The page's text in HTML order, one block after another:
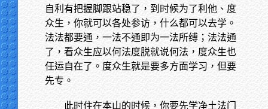
自利有把握脚跟站稳了，到时候为了利他、度
众生，你就可以各处参访，什么都可以去学。
法法都要通，一法不通即为一法所缚；法法通
了，看众生应以何法度脱就说何法，度众生也
任运自在了。度众生就是要多方面学习，但要
先专。
此时住在本山的时候，你要先学净土法门